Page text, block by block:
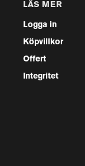
LÄS MER
Logga in
Köpvillkor
Offert
Integritet